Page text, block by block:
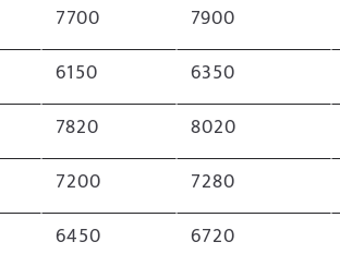
7700 7900
6150 6350
7820 8020
7200 7280
6450 6720